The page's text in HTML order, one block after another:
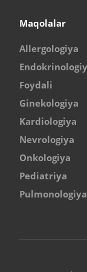
Maqolalar
Allergologiya
Foydali
Ginekologiya
Kardiologiya
Nevrologiya
Onkologiya
Pediatriya
Pulmonologiya